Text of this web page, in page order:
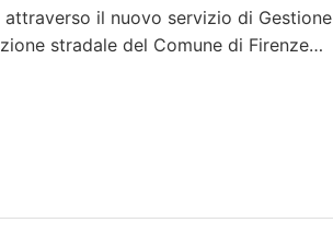
attraverso il nuovo servizio di Gestione
stradale del Comune di Firenze…